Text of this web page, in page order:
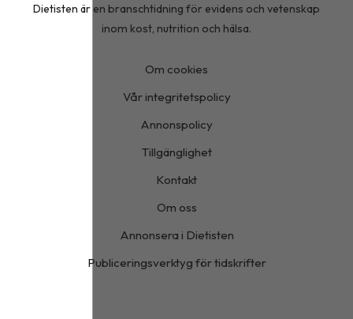
Dietisten är en branschtidning för evidens och vetenskap
inom kost, nutrition och hälsa.
Om cookies
Vår integritetspolicy
Annonspolicy
Tillgänglighet
Kontakt
Om oss
Annonsera i Dietisten
Publiceringsverktyg för tidskrifter